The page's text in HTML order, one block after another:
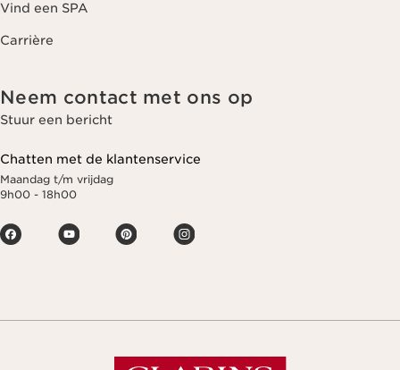
Vind een SPA
Carrière
Neem contact met ons op
Stuur een bericht
Chatten met de klantenservice
Maandag t/m vrijdag
9h00 - 18h00